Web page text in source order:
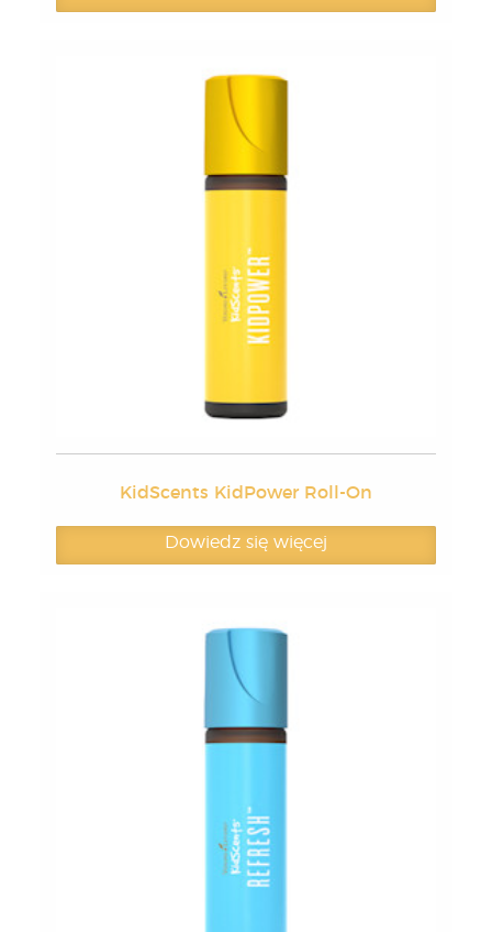
KidScents KidPower Roll-On
Dowiedz się więcej